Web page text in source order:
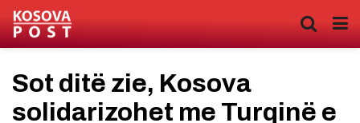
Sot ditë zie, Kosova
solidarizohet me Turqinë e